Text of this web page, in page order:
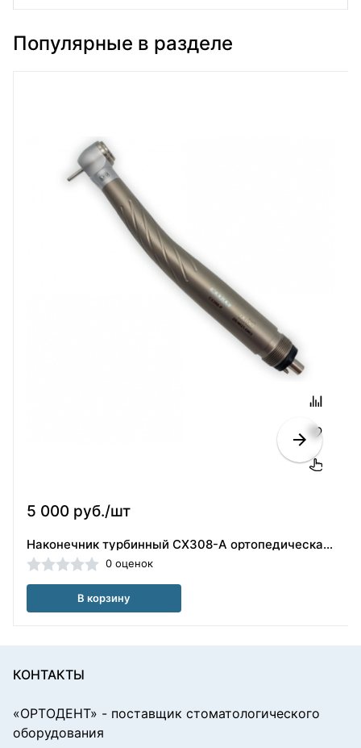
Популярные в разделе
5 000 руб./шт
Наконечник турбинный CX308-A ортопедическая головка(40101854)
0 оценок
В корзину
КОНТАКТЫ
«ОРТОДЕНТ» - поставщик стоматологического
оборудования